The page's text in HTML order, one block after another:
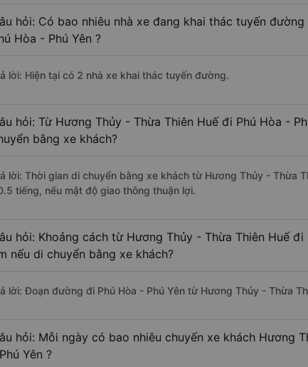
hỏi: Có bao nhiêu nhà xe đang khai thác tuyến
Hòa - Phú Yên ?
lời: Hiện tại có 2 nhà xe khai thác tuyến đường.
hỏi: Từ Hương Thủy - Thừa Thiên Huế đi Phú Hòa -
bằng xe khách?
lời: Thời gian di chuyển bằng xe khách từ Hương Thủy - Thừa
tiếng, nếu mật độ giao thông thuận lợi.
hỏi: Khoảng cách từ Hương Thủy - Thừa Thiên Huế đi
nếu di chuyển bằng xe khách?
lời: Đoạn đường đi Phú Hòa - Phú Yên từ Hương Thủy - Thừa
hỏi: Mỗi ngày có bao nhiêu chuyến xe khách Hương
Yên ?